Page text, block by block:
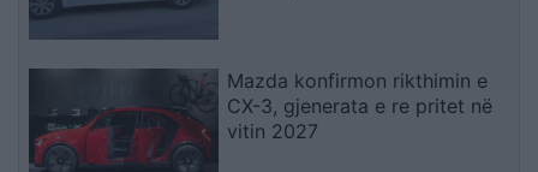
Mazda konfirmon rikthimin e
CX-3, gjenerata e re pritet në
vitin 2027